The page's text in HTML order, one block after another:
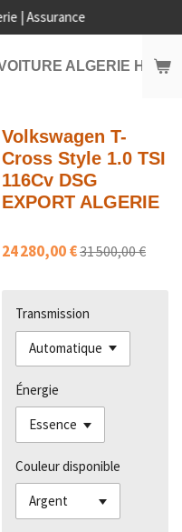
ALGERIE HORS
| Assurance
Volkswagen T-
Cross Style 1.0 TSI
116Cv DSG
EXPORT ALGERIE
24 280,00 €31 500,00 €
Transmission
Énergie
Couleur disponible